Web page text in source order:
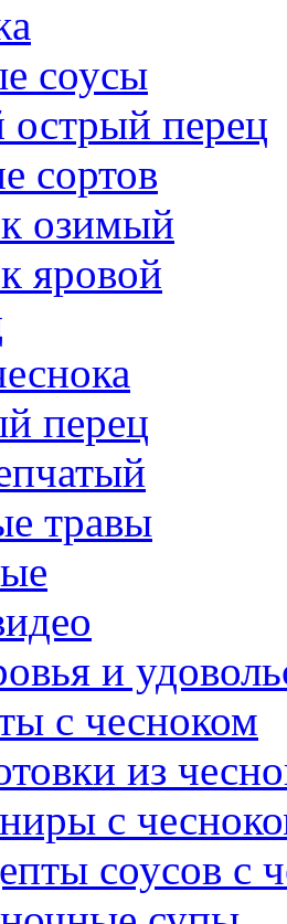
соусы
острый перец
сортов
озимый
яровой
перец
травы
и
с чесноком
из
с
соусов с